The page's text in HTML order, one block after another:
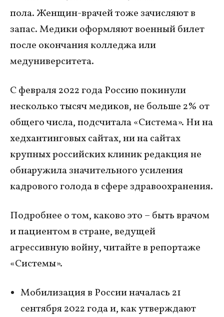
пола. Женщин-врачей тоже зачисляют в
запас. Медики оформляют военный билет
после окончания колледжа или
медуниверситета.
С февраля 2022 года Россию покинули
несколько тысяч медиков, не больше 2% от
общего числа, подсчитала «Система». Ни на
хедхантинговых сайтах, ни на сайтах
крупных российских клиник редакция не
обнаружила значительного усиления
кадрового голода в сфере здравоохранения.
Подробнее о том, каково это – быть врачом
и пациентом в стране, ведущей
агрессивную войну, читайте в репортаже
«Системы».
Мобилизация в России началась 21
сентября 2022 года и, как утверждают